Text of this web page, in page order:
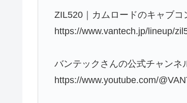
ZIL520｜カムロードのキャブコ
https://www.vantech.jp/lineup/
バンテックさんの公式チャンネ
https://www.youtube.com/